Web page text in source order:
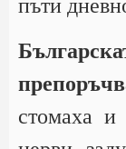
пъти
стомаха и